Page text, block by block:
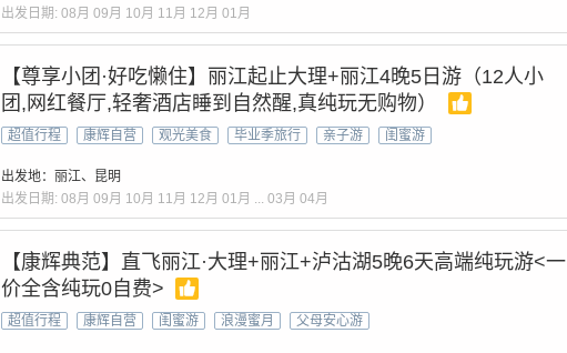
出发日期: 08月 09月 10月 11月 12月 01月
【尊享小团·好吃懒住】丽江起止大理+丽江4晚5日游（12人小
团,网红餐厅,轻奢酒店睡到自然醒,真纯玩无购物）
超值行程 康辉自营 观光美食 毕业季旅行 亲子游 闺蜜游
出发地：丽江、昆明
出发日期: 08月 09月 10月 11月 12月 01月 ... 03月 04月
【康辉典范】直飞丽江·大理+丽江+泸沽湖5晚6天高端纯玩游<一
价全含纯玩0自费>
超值行程 康辉自营 闺蜜游 浪漫蜜月 父母安心游